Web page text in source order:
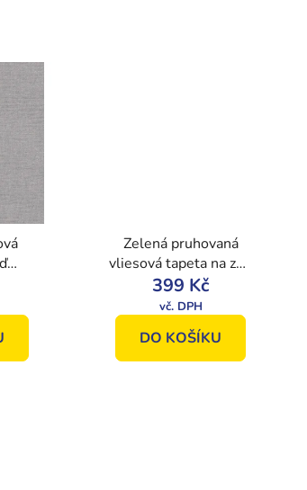
Zelená pruhovaná
vliesová tapeta na zeď
229604, Premium
Selection, Vavex
399 Kč
DO KOŠÍKU